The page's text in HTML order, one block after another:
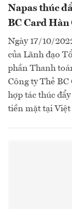
Napas thúc
BC Card Hàn
Ngày 17/10/
của Lãnh đạo
phần Thanh
Công ty Thẻ
hợp tác thúc
tiền mặt tại Việt